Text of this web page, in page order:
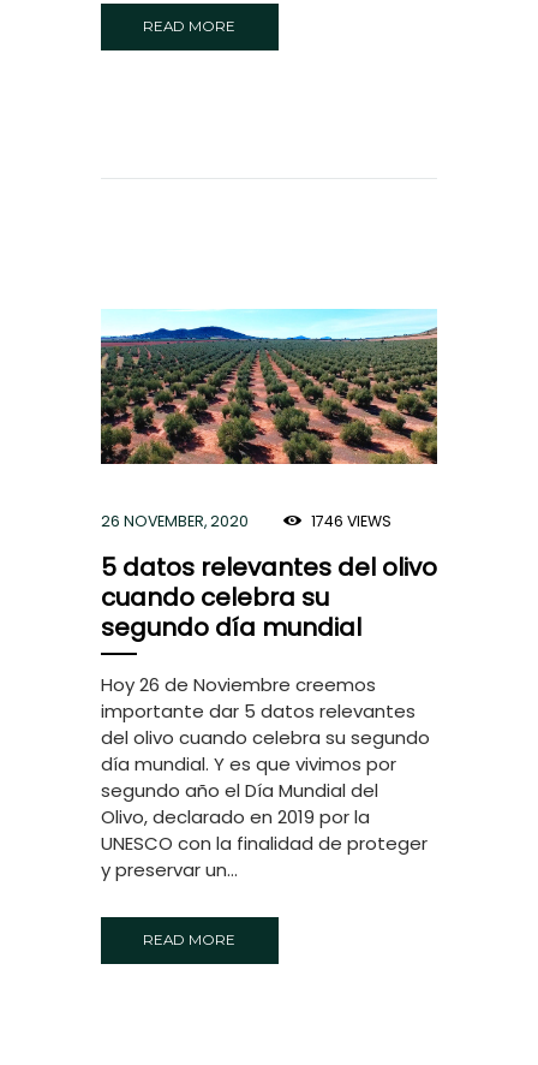
READ MORE
26 NOVEMBER, 2020 1746 VIEWS
5 datos relevantes del olivo
cuando celebra su
segundo día mundial
Hoy 26 de Noviembre creemos
importante dar 5 datos relevantes
del olivo cuando celebra su segundo
día mundial. Y es que vivimos por
segundo año el Día Mundial del
Olivo, declarado en 2019 por la
UNESCO con la finalidad de proteger
y preservar un...
READ MORE